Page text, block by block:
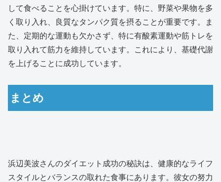
して食べることを心掛けています。特に、野菜や果物を多
く取り入れ、良質なタンパク質を摂ることが重要です。ま
た、定期的な運動も欠かさず、特に有酸素運動や筋トレを
取り入れて筋力を維持しています。これにより、基礎代謝
を上げることに成功しています。
まとめ
浜辺美波さんのダイエット成功の秘訣は、健康的なライフ
スタイルとバランスの取れた食事にあります。彼女の努力